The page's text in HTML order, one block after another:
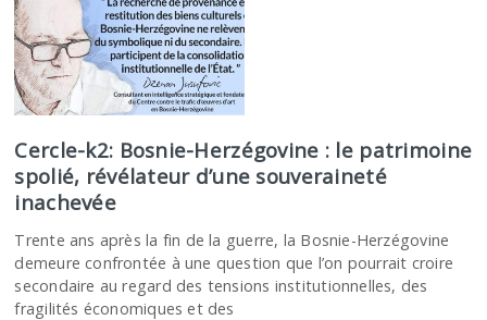
Cercle-k2: Bosnie-Herzégovine : le patrimoine
spolié, révélateur d’une souveraineté
inachevée
Trente ans après la fin de la guerre, la Bosnie-Herzégovine
demeure confrontée à une question que l’on pourrait croire
secondaire au regard des tensions institutionnelles, des
fragilités économiques et des